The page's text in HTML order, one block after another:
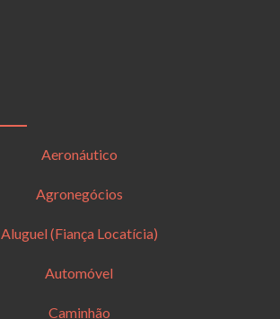
Aeronáutico
Agronegócios
Aluguel (Fiança Locatícia)
Automóvel
Caminhão